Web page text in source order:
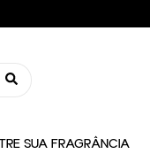
SUA FRAGRÂNCIA